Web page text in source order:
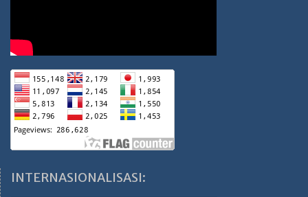
INTERNASIONALISASI: